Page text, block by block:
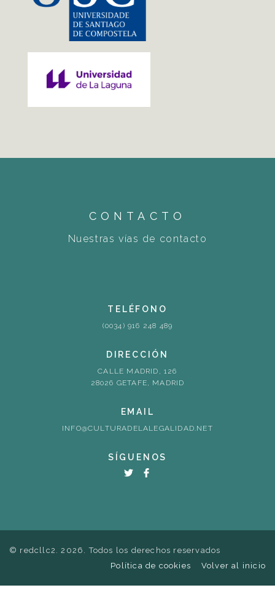
CONTACTO
Nuestras vías de contacto
TELÉFONO
(0034) 916 248 489
DIRECCIÓN
CALLE MADRID, 126
28026 GETAFE, MADRID
EMAIL
INFO@CULTURADELALEGALIDAD.NET
SÍGUENOS
© redcllc2. 2026. Todos los derechos reservados
Política de cookies Volver al inicio